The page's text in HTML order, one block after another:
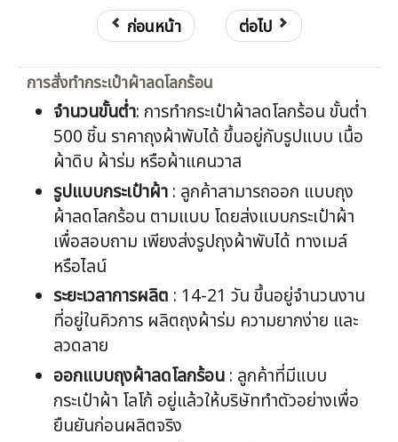
ก่อนหน้า ต่อไป
การสั่งทำกระเป๋าผ้าลดโลกร้อน
จำนวนขั้นต่ำ: การทำกระเป๋าผ้าลดโลกร้อน ขั้นต่ำ
500 ชิ้น ราคาถุงผ้าพับได้ ขึ้นอยู่กับรูปแบบ เนื้อ
ผ้าดิบ ผ้าร่ม หรือผ้าแคนวาส
รูปแบบกระเป๋าผ้า : ลูกค้าสามารถออก แบบถุง
ผ้าลดโลกร้อน ตามแบบ โดยส่งแบบกระเป๋าผ้า
เพื่อสอบถาม เพียงส่งรูปถุงผ้าพับได้ ทางเมล์
หรือไลน์
ระยะเวลาการผลิต : 14-21 วัน ขึ้นอยู่จำนวนงาน
ที่อยู่ในคิวการ ผลิตถุงผ้าร่ม ความยากง่าย และ
ลวดลาย
ออกแบบถุงผ้าลดโลกร้อน : ลูกค้าที่มีแบบ
กระเป๋าผ้า โลโก้ อยู่แล้วให้บริษัททำตัวอย่างเพื่อ
ยืนยันก่อนผลิตจริง